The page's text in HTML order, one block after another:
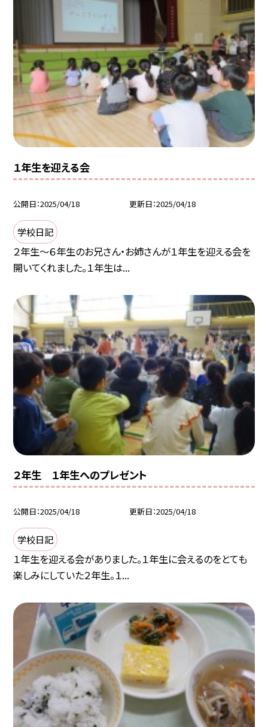
１年生を迎える会
公開日 2025/04/18 更新日 2025/04/18
学校日記
２年生〜６年生のお兄さん・お姉さんが１年生を迎える会を
開いてくれました。１年生は...
２年生 １年生へのプレゼント
公開日 2025/04/18 更新日 2025/04/18
学校日記
１年生を迎える会がありました。１年生に会えるのをとても
楽しみにしていた２年生。１...